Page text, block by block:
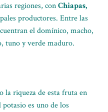
regiones, conChiapas,
productores. Entre las
el domínico, macho,
tuno y verde maduro.
la riqueza de esta fruta en
potasio es uno de los